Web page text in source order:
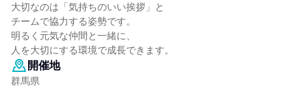
大切なのは「気持ちのいい挨拶」と
チームで協力する姿勢です。
明るく元気な仲間と一緒に、
人を大切にする環境で成長できます。
開催地
群馬県